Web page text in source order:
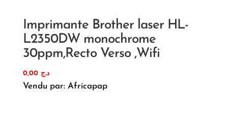
Imprimante Brother laser HL-
L2350DW monochrome
30ppm,Recto Verso ,Wifi
د.ج 0,00
Vendu par: Africapap